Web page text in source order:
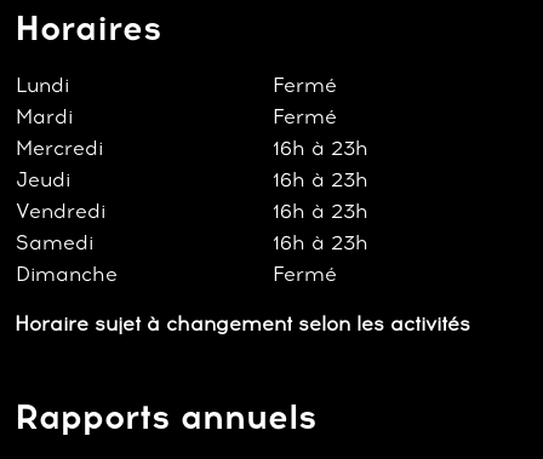
Horaires
Lundi
Fermé
Mardi
Fermé
Mercredi
16h à 23h
Jeudi
16h à 23h
Vendredi
16h à 23h
Samedi
16h à 23h
Dimanche
Fermé
Horaire sujet à changement selon les activités
Rapports annuels